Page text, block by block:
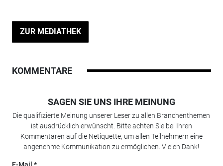
ZUR MEDIATHEK
KOMMENTARE
SAGEN SIE UNS IHRE MEINUNG
Die qualifizierte Meinung unserer Leser zu allen Branchenthemen
ist ausdrücklich erwünscht. Bitte achten Sie bei Ihren
Kommentaren auf die Netiquette, um allen Teilnehmern eine
angenehme Kommunikation zu ermöglichen. Vielen Dank!